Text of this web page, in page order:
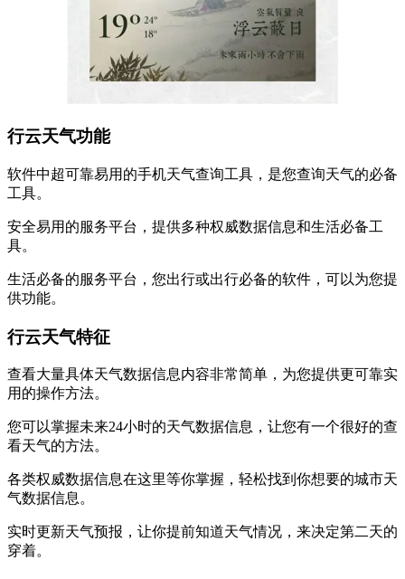
行云天气功能
软件中超可靠易用的手机天气查询工具，是您查询天气的必备
工具。
安全易用的服务平台，提供多种权威数据信息和生活必备工
具。
生活必备的服务平台，您出行或出行必备的软件，可以为您提
供功能。
行云天气特征
查看大量具体天气数据信息内容非常简单，为您提供更可靠实
用的操作方法。
您可以掌握未来24小时的天气数据信息，让您有一个很好的查
看天气的方法。
各类权威数据信息在这里等你掌握，轻松找到你想要的城市天
气数据信息。
实时更新天气预报，让你提前知道天气情况，来决定第二天的
穿着。